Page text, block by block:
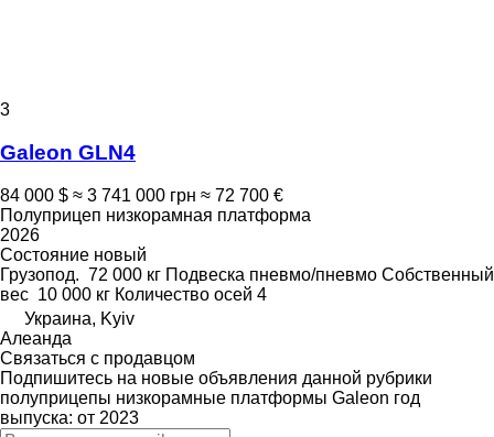
3
Galeon GLN4
84 000 $ ≈ 3 741 000 грн ≈ 72 700 €
Полуприцеп низкорамная платформа
2026
Состояние новый
Грузопод. 72 000 кг Подвеска пневмо/пневмо Собственный
вес 10 000 кг Количество осей 4
Украина, Kyiv
Алеанда
Связаться с продавцом
Подпишитесь на новые объявления данной рубрики
полуприцепы низкорамные платформы Galeon год
выпуска: от 2023